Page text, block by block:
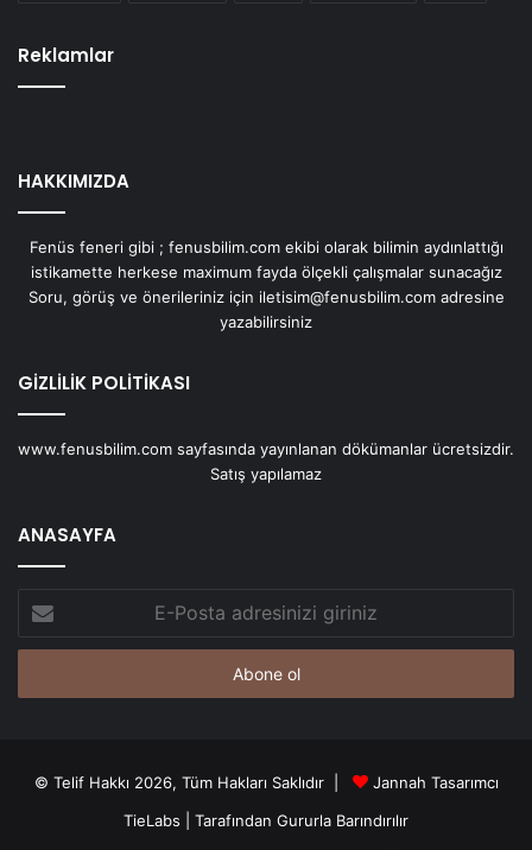
Reklamlar
HAKKIMIZDA
Fenüs feneri gibi ; fenusbilim.com ekibi olarak bilimin aydınlattığı
istikamette herkese maximum fayda ölçekli çalışmalar sunacağız
Soru, görüş ve önerileriniz için iletisim@fenusbilim.com adresine
yazabilirsiniz
GİZLİLİK POLİTİKASI
www.fenusbilim.com sayfasında yayınlanan dökümanlar ücretsizdir.
Satış yapılamaz
ANASAYFA
Posta
adresinizi
© Telif Hakkı 2026, Tüm Hakları Saklıdır |
Jannah Tasarımcı
TieLabs | Tarafından Gururla Barındırılır